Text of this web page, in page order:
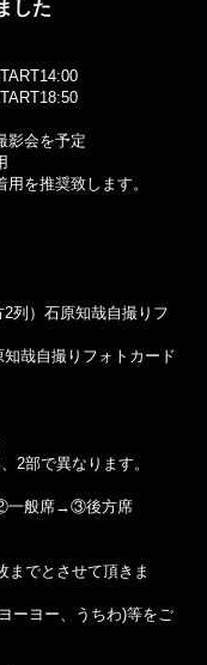
した
START14:00
START18:50
撮影会を予定
着用
を推奨致します。
列）石原知哉自撮りフ
き
哉自撮りフォトカード
2部で異なります。
一般席→③後方席
までとさせて頂きま
ーヨー、うちわ)等をご